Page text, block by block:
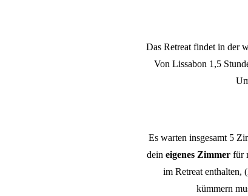
Das Retreat findet in der
Von Lissabon 1,5
Es warten insgesamt 5
dein eigenes Zimmerfür
im Retreat enthalten,
kümmern